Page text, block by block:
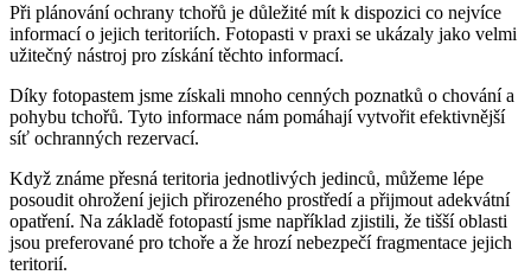
Při plánování ochrany tchořů je důležité mít k dispozici co nejvíce
informací o jejich teritoriích. Fotopasti v praxi se ukázaly jako velmi
užitečný nástroj pro získání těchto informací.
Díky fotopastem jsme získali mnoho cenných poznatků o chování a
pohybu tchořů. Tyto informace nám pomáhají vytvořit efektivnější
síť ochranných rezervací.
Když známe přesná teritoria jednotlivých jedinců, můžeme lépe
posoudit ohrožení jejich přirozeného prostředí a přijmout adekvátní
opatření. Na základě fotopastí jsme například zjistili, že tišší oblasti
jsou preferované pro tchoře a že hrozí nebezpečí fragmentace jejich
teritorií.